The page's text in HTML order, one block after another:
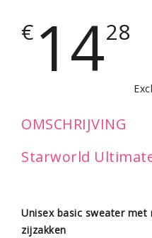
€ 1428
OMSCHRIJVING
Starworld
Unisex basic sweater met
zijzakken